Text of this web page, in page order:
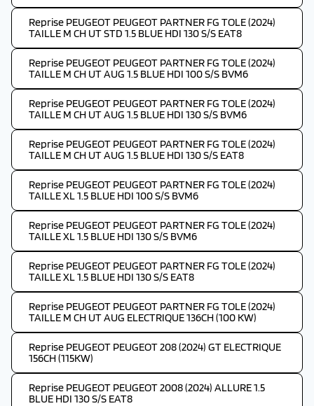
Reprise PEUGEOT PEUGEOT PARTNER FG TOLE (2024)
TAILLE M CH UT STD 1.5 BLUE HDI 130 S/S EAT8
Reprise PEUGEOT PEUGEOT PARTNER FG TOLE (2024)
TAILLE M CH UT AUG 1.5 BLUE HDI 100 S/S BVM6
Reprise PEUGEOT PEUGEOT PARTNER FG TOLE (2024)
TAILLE M CH UT AUG 1.5 BLUE HDI 130 S/S BVM6
Reprise PEUGEOT PEUGEOT PARTNER FG TOLE (2024)
TAILLE M CH UT AUG 1.5 BLUE HDI 130 S/S EAT8
Reprise PEUGEOT PEUGEOT PARTNER FG TOLE (2024)
TAILLE XL 1.5 BLUE HDI 100 S/S BVM6
Reprise PEUGEOT PEUGEOT PARTNER FG TOLE (2024)
TAILLE XL 1.5 BLUE HDI 130 S/S BVM6
Reprise PEUGEOT PEUGEOT PARTNER FG TOLE (2024)
TAILLE XL 1.5 BLUE HDI 130 S/S EAT8
Reprise PEUGEOT PEUGEOT PARTNER FG TOLE (2024)
TAILLE M CH UT AUG ELECTRIQUE 136CH (100 KW)
Reprise PEUGEOT PEUGEOT 208 (2024) GT ELECTRIQUE
156CH (115KW)
Reprise PEUGEOT PEUGEOT 2008 (2024) ALLURE 1.5
BLUE HDI 130 S/S EAT8